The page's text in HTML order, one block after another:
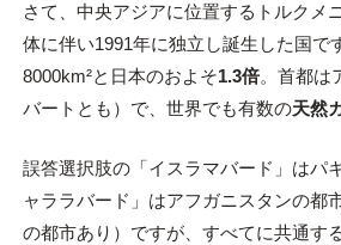
さて、中央アジアに位置するトルクメ
体に伴い1991年に独立し誕生した国で
8000km²と日本のおよそ1.3倍。首都は
バートとも）で、世界でも有数の天然
誤答選択肢の「イスラマバード」はパ
ャララバード」はアフガニスタンの都
の都市あり）ですが、すべてに共通す